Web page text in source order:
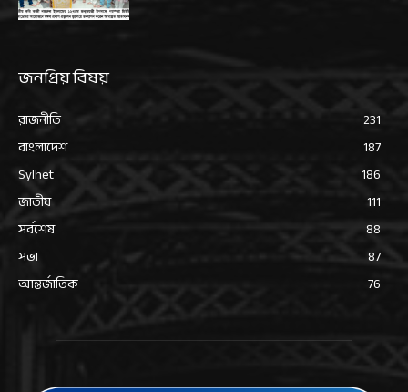
জনপ্রিয় বিষয়
রাজনীতি
231
বাংলাদেশ
187
Sylhet
186
জাতীয়
111
সর্বশেষ
88
সভা
87
আন্তর্জাতিক
76